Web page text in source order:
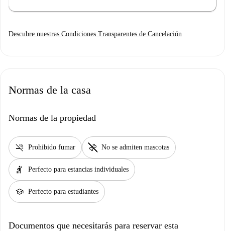
Descubre nuestras Condiciones Transparentes de Cancelación
Normas de la casa
Normas de la propiedad
smoke_free Prohibido fumar pet_supplies No se admiten mascotas
hail Perfecto para estancias individuales
school Perfecto para estudiantes
Documentos que necesitarás para reservar esta